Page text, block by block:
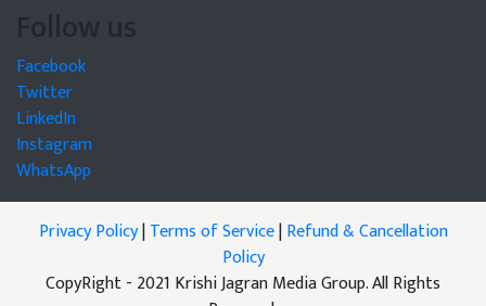
Follow us
Facebook
Twitter
LinkedIn
Instagram
WhatsApp
Privacy Policy|Terms of Service|Refund & Cancellation
Policy
CopyRight - 2021 Krishi Jagran Media Group. All Rights